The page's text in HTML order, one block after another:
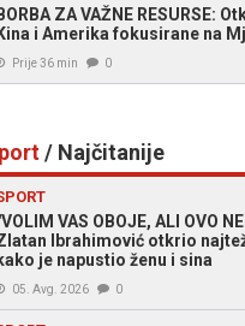
ZA VAŽNE RESURSE:
i Amerika fokusirane na
Prije 36 min 0
/ Najčitanije
VAS OBOJE, ALI OVO
Ibrahimović otkrio
je napustio ženu i sina
05. Avg. 2026 0